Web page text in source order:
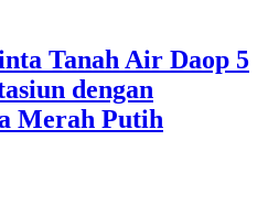
Tanah Air Daop 5
dengan
Merah Putih